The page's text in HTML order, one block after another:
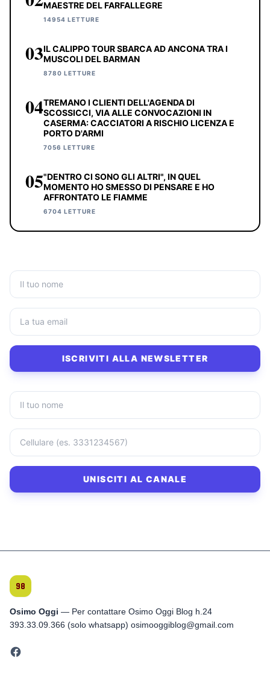
MAESTRE DEL FARFALLEGRE
14954 LETTURE
03IL CALIPPO TOUR SBARCA AD ANCONA TRA I
MUSCOLI DEL BARMAN
8780 LETTURE
04TREMANO I CLIENTI DELL'AGENDA DI
SCOSSICCI, VIA ALLE CONVOCAZIONI IN
CASERMA: CACCIATORI A RISCHIO LICENZA E
PORTO D'ARMI
7056 LETTURE
05"DENTRO CI SONO GLI ALTRI", IN QUEL
MOMENTO HO SMESSO DI PENSARE E HO
AFFRONTATO LE FIAMME
6704 LETTURE
ISCRIVITI ALLA NEWSLETTER
UNISCITI AL CANALE
Osimo Oggi — Per contattare Osimo Oggi Blog h.24
393.33.09.366 (solo whatsapp) osimooggiblog@gmail.com